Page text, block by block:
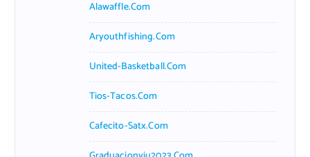
Alawaffle.com
Aryouthfishing.com
United-Basketball.com
Tios-Tacos.com
Cafecito-Satx.com